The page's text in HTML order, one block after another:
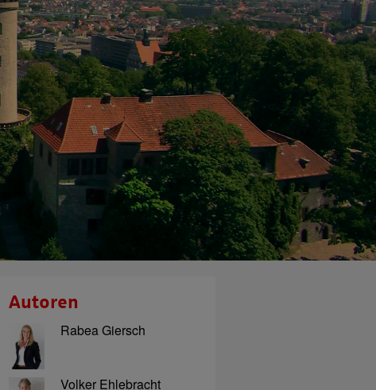
Autoren
Rabea Giersch
Volker Ehlebracht